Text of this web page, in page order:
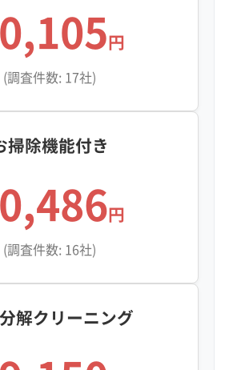
円
(調査件数: 17社)
掃除機能付き
円
(調査件数: 16社)
解クリーニング